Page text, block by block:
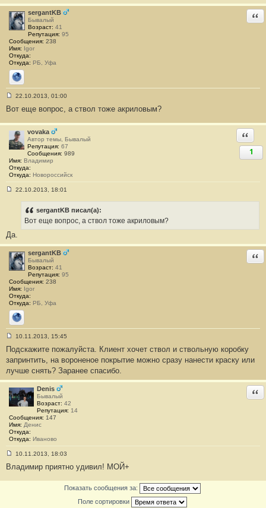
и
е
#
3
sergantKB
Бывалый
Возраст: 41
Репутация: 95
Сообщения: 238
Имя: Igor
Откуда:
Откуда: РБ, Уфа
Сайт
о
б
щ
е
н
и
е
#
3
22.10.2013, 01:00
Вот еще вопрос, а ствол тоже акриловым?
vovaka
Автор темы, Бывалый
Репутация: 67
Сообщения: 989
Имя: Владимир
Откуда:
Откуда: Новороссийск
1
н
и
е
#
3
22.10.2013, 18:01
sergantKB писал(а):
Вот еще вопрос, а ствол тоже акриловым?
Да.
sergantKB
Бывалый
Возраст: 41
Репутация: 95
Сообщения: 238
Имя: Igor
Откуда:
Откуда: РБ, Уфа
Сайт
о
о
б
щ
н
и
е
#
5
10.11.2013, 15:45
Подскажите пожалуйста. Клиент хочет ствол и ствольную коробку
запринтить, на вороненое покрытие можно сразу нанести краску или
лучше снять? Заранее спасибо.
Denis
Бывалый
Возраст: 42
Репутация: 14
Сообщения: 147
Имя: Денис
Откуда:
Откуда: Иваново
о
б
10.11.2013, 18:03
Владимир приятно удивил! МОЙ+
Показать сообщения за:
Поле сортировки